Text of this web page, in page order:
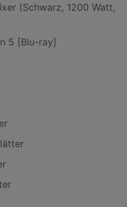
(Schwarz, 1200 Watt,
5 [Blu-ray]